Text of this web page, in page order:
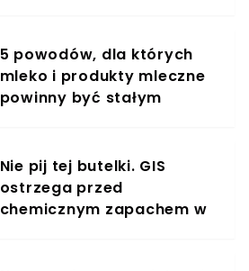
5 powodów, dla których
mleko i produkty mleczne
powinny być stałym
Nie pij tej butelki. GIS
ostrzega przed
chemicznym zapachem w